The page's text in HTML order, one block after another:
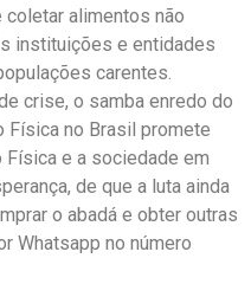
coletar alimentos não
instituições e entidades
carentes.
crise, o samba enredo do
Física no Brasil promete
e a sociedade em
de que a luta ainda
o abadá e obter outras
Whatsapp no número